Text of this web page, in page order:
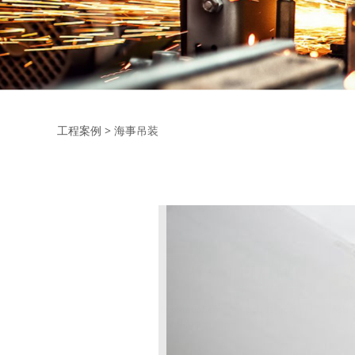
海事吊装
工程案例 > 海事吊装